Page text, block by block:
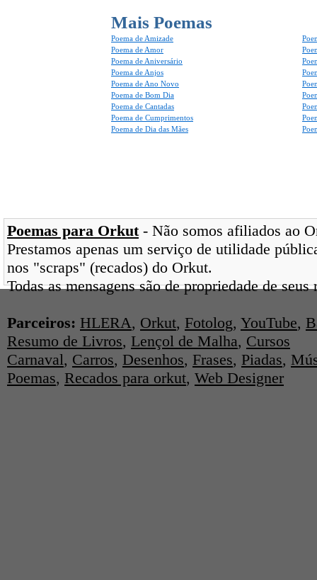
Mais Poemas
Poema de Amizade
Poema de Amor
Poema de Aniversário
Poema de Anjos
Poema de Ano Novo
Poema de Bom Dia
Poema de Cantadas
Poema de Cumprimentos
Poema de Dia das Mães
Poemas para Orkut- Não somos afiliados ao
Prestamos apenas um serviço de utilidade
nos "scraps" (recados) do Orkut.
Todas as mensagens são de propriedade de
Parceiros: HLERA, Orkut, Fotolog, YouTube,
Resumo de Livros, Lençol de Malha, Cursos
Carnaval, Carros, Desenhos, Frases, Piadas,
Poemas, Recados para orkut, Web Designer